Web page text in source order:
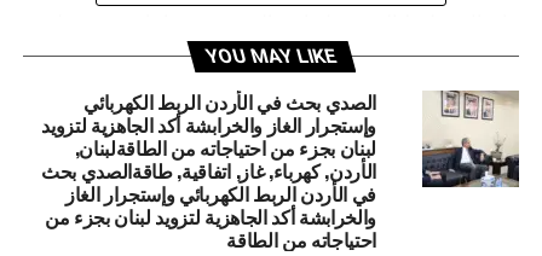
وغم الحديث عن احتراق اسمه في السباق نحو الرئاسة لانه يعتبر
انه مرشح توافقي وليس مرشحا تحديا او غيره من النعوت التي
اضيفت الى سجله .
مخالفات بالجملة
تؤكد مصادر سياسية ان حكومة تصريف الاعمال ارتكبت سلسلة
YOU MAY LIKE
الصدي بحث في الأردن الربط الكهربائي
وإستجرار الغاز والخرابشة أكد الجاهزية لتزويد
لبنان بجزء من احتياجاته من الطاقةلبنان,
الأردن, كهرباء, غاز, اتفاقية, طاقةالصدي بحث
في الأردن الربط الكهربائي وإستجرار الغاز
والخرابشة أكد الجاهزية لتزويد لبنان بجزء من
احتياجاته من الطاقة